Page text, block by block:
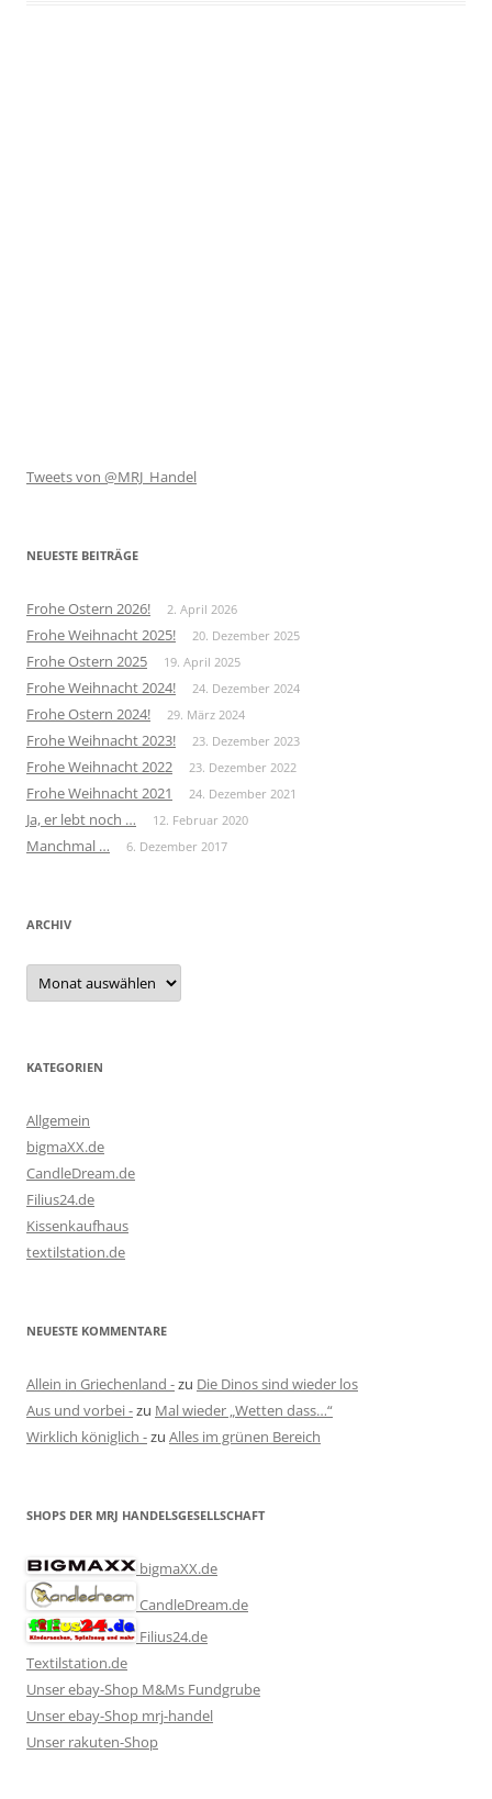
Tweets von @MRJ_Handel
NEUESTE BEITRÄGE
Frohe Ostern 2026! 2. April 2026
Frohe Weihnacht 2025! 20. Dezember 2025
Frohe Ostern 2025 19. April 2025
Frohe Weihnacht 2024! 24. Dezember 2024
Frohe Ostern 2024! 29. März 2024
Frohe Weihnacht 2023! 23. Dezember 2023
Frohe Weihnacht 2022 23. Dezember 2022
Frohe Weihnacht 2021 24. Dezember 2021
Ja, er lebt noch … 12. Februar 2020
Manchmal … 6. Dezember 2017
ARCHIV
Archiv
KATEGORIEN
Allgemein
bigmaXX.de
CandleDream.de
Filius24.de
Kissenkaufhaus
textilstation.de
NEUESTE KOMMENTARE
Allein in Griechenland -zu Die Dinos sind wieder los
Aus und vorbei -zu Mal wieder „Wetten dass…“
Wirklich königlich -zu Alles im grünen Bereich
SHOPS DER MRJ HANDELSGESELLSCHAFT
bigmaXX.de
CandleDream.de
Filius24.de
Textilstation.de
Unser ebay-Shop M&Ms Fundgrube
Unser ebay-Shop mrj-handel
Unser rakuten-Shop